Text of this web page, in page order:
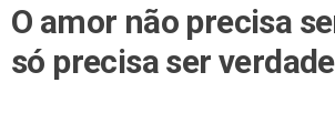
O amor não precisa
só precisa ser